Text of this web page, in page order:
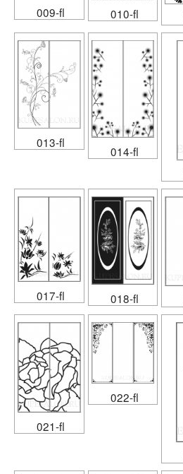
009-fl 010-fl
013-fl
014-fl
017-fl 018-fl
021-fl
022-fl